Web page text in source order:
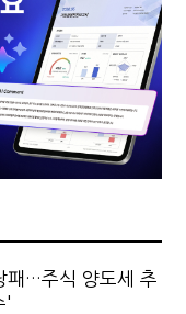
패…주식 양도세 추
'